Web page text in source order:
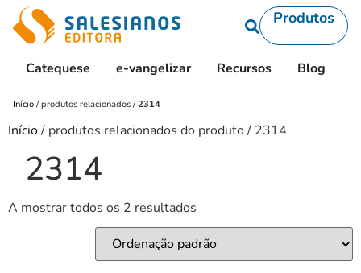
Produtos
Catequese e-vangelizar Recursos Blog
Início /produtos relacionados /2314
Início/ produtos relacionados do produto / 2314
2314
A mostrar todos os 2 resultados